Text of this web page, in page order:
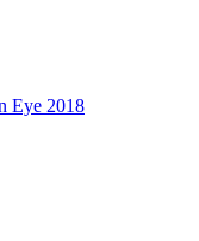
Eye 2018